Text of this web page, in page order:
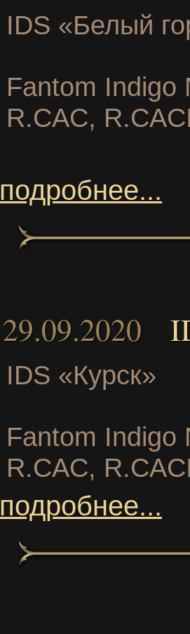
IDS «Белый
Fantom Indigo
R.CAC,
подробнее...
29.09.2020
IDS «Курск»
Fantom Indigo
R.CAC,
подробнее...